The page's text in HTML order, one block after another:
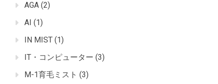
AGA (2)
AI (1)
IN MIST (1)
IT・コンピューター (3)
M-1育毛ミスト (3)